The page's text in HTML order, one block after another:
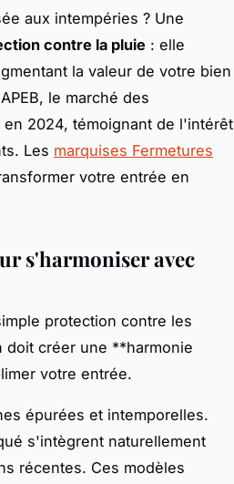
aux intempéries ? Une
contre la pluie : elle
la valeur de votre bien
le marché des
2024, témoignant de l'intérêt
Les marquises Fermetures
votre entrée en
s'harmoniser avec
protection contre les
doit créer une **harmonie
votre entrée.
épurées et intemporelles.
s'intègrent naturellement
récentes. Ces modèles